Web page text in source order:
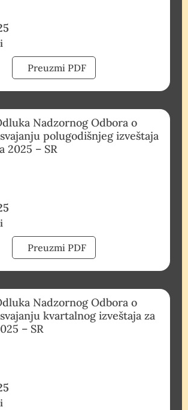
Preuzmi PDF
Nadzornog Odbora o
polugodišnjeg izveštaja
2025 – SR
Preuzmi PDF
Nadzornog Odbora o
kvartalnog izveštaja za
– SR